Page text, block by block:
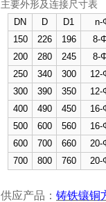
主要外形及连接尺寸表
DN
D D1
n-
150
226 196
8-
200
280 245
8-
250
340 300
12-
300
390 350
12-
400
490 450
16-
500
600 560
16-
600
700 660
20-
700
800 760 20-
供应产品： 铸铁镶铜